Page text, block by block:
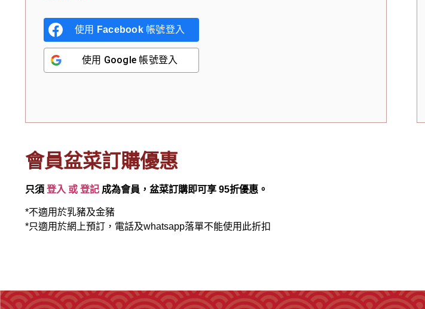
使用 Facebook帳號登入
使用 Google 帳號登入
會員盆菜訂購優惠
只須 登入 或 登記 成為會員，盆菜訂購即可享 95折優惠。
*不適用於乳豬及金豬
*只適用於網上預訂，電話及whatsapp落單不能使用此折扣